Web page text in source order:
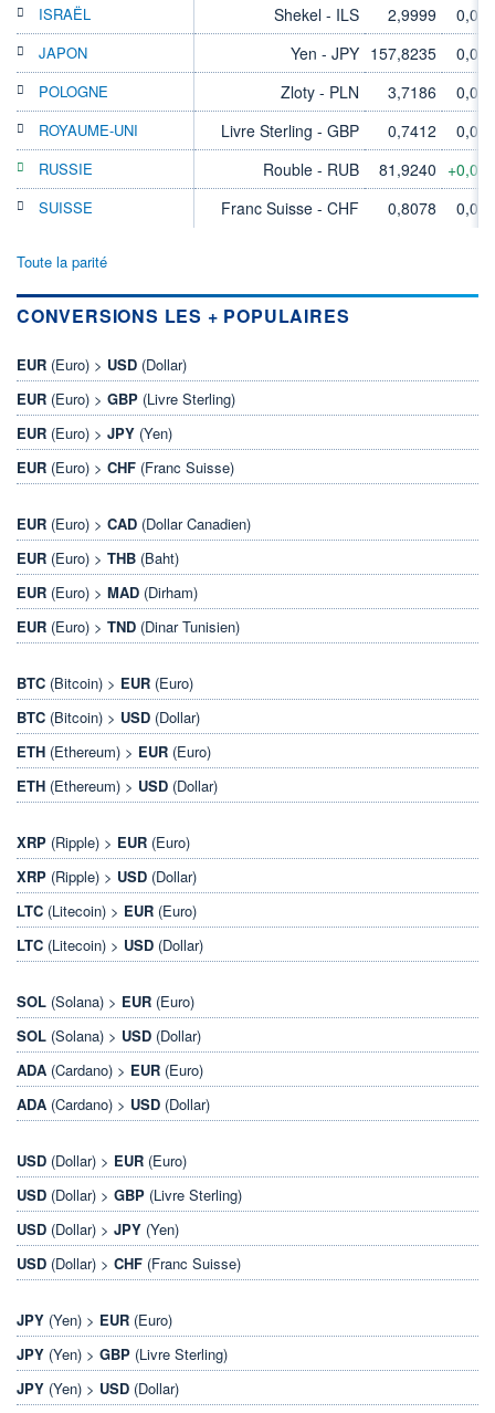
ISRAËL Shekel - ILS 2,9999
JAPON Yen - JPY 157,8235
POLOGNE Zloty - PLN 3,7186
ROYAUME-UNI Livre Sterling - GBP 0,7412
RUSSIE Rouble - RUB 81,9240
SUISSE Franc Suisse - CHF 0,8078
Toute la parité
CONVERSIONS LES + POPULAIRES
EUR (Euro) > USD (Dollar)
EUR (Euro) > GBP (Livre Sterling)
EUR (Euro) > JPY (Yen)
EUR (Euro) > CHF (Franc Suisse)
EUR (Euro) > CAD (Dollar Canadien)
EUR (Euro) > THB (Baht)
EUR (Euro) > MAD (Dirham)
EUR (Euro) > TND (Dinar Tunisien)
BTC (Bitcoin) > EUR (Euro)
BTC (Bitcoin) > USD (Dollar)
ETH (Ethereum) > EUR (Euro)
ETH (Ethereum) > USD (Dollar)
XRP (Ripple) > EUR (Euro)
XRP (Ripple) > USD (Dollar)
LTC (Litecoin) > EUR (Euro)
LTC (Litecoin) > USD (Dollar)
SOL (Solana) > EUR (Euro)
SOL (Solana) > USD (Dollar)
ADA (Cardano) > EUR (Euro)
ADA (Cardano) > USD (Dollar)
USD (Dollar) > EUR (Euro)
USD (Dollar) > GBP (Livre Sterling)
USD (Dollar) > JPY (Yen)
USD (Dollar) > CHF (Franc Suisse)
JPY (Yen) > EUR (Euro)
JPY (Yen) > GBP (Livre Sterling)
JPY (Yen) > USD (Dollar)